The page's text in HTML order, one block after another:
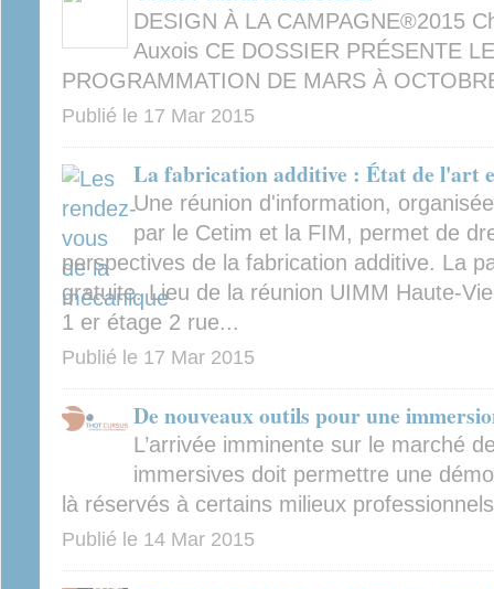
DESIGN À LA CAMPAGNE®2015
Auxois CE DOSSIER PRÉSENTE
PROGRAMMATION DE MARS À
Publié le 17 Mar 2015
La fabrication additive : État de l'art
Une réunion d'information,
par le Cetim et la FIM, permet de
perspectives de la fabrication additive. La
gratuite. Lieu de la réunion UIMM Haute-
1 er étage 2 rue...
Publié le 17 Mar 2015
De nouveaux outils pour une
L’arrivée imminente sur le marché
immersives doit permettre une
là réservés à certains milieux
Publié le 14 Mar 2015